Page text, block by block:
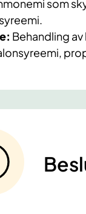
som
Behandling